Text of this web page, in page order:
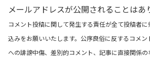
メールアドレスが公開されることはあ
コメント投稿に関して発生する責任が全て投稿者
込みをお願いいたします。公序良俗に反するコメン
への誹謗中傷、差別的コメント、記事に直接関係